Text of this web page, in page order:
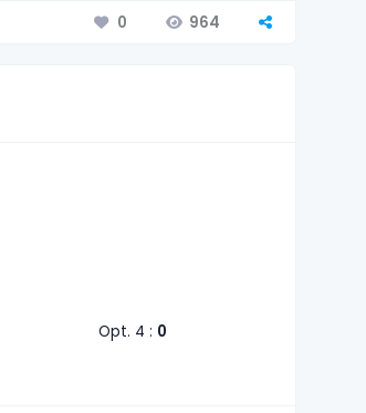
0 964
Opt. 4 : 0